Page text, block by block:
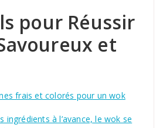
pour Réussir
et
frais et colorés pour un wok
ingrédients à l’avance, le wok se